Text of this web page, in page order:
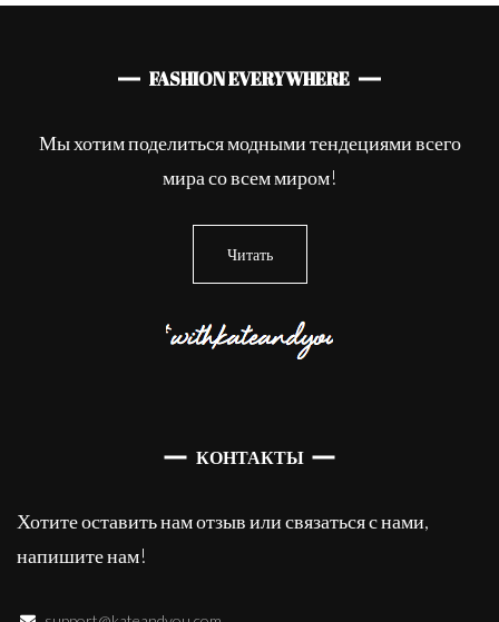
FASHION EVERYWHERE
Мы хотим поделиться модными тендециями всего
мира со всем миром!
Читать
КОНТАКТЫ
Хотите оставить нам отзыв или связаться с нами,
напишите нам!